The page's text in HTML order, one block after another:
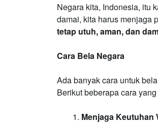
Negara kita, Indonesia, itu
damai, kita harus menjaga
tetap utuh, aman, dan
Cara Bela Negara
Ada banyak cara untuk
Berikut beberapa cara
Menjaga Keutuhan